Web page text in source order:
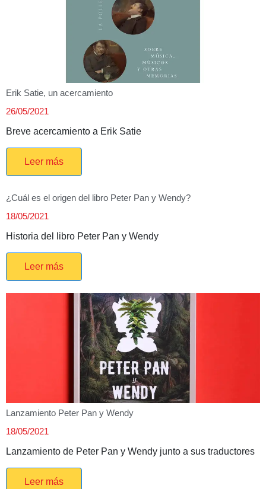
Erik Satie, un acercamiento
26/05/2021
Breve acercamiento a Erik Satie
Leer más
¿Cuál es el origen del libro Peter Pan y Wendy?
18/05/2021
Historia del libro Peter Pan y Wendy
Leer más
Lanzamiento Peter Pan y Wendy
18/05/2021
Lanzamiento de Peter Pan y Wendy junto a sus traductores
Leer más